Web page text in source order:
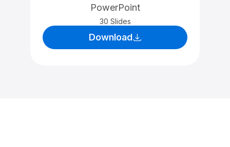
PowerPoint
30 Slides
Download